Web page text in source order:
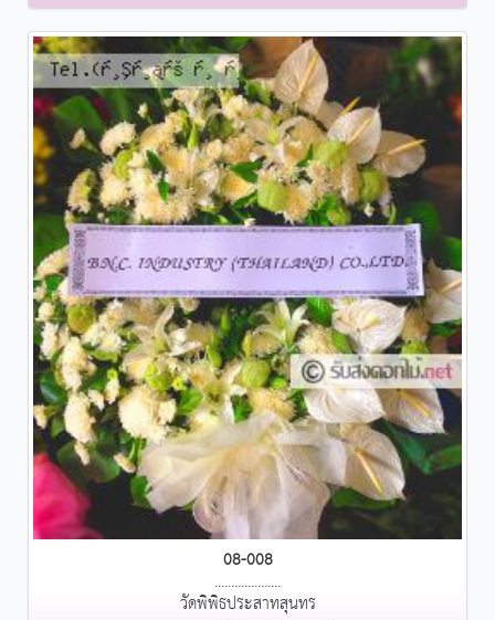
08-008
....................
วัดพิพิธประสาทสุนทร